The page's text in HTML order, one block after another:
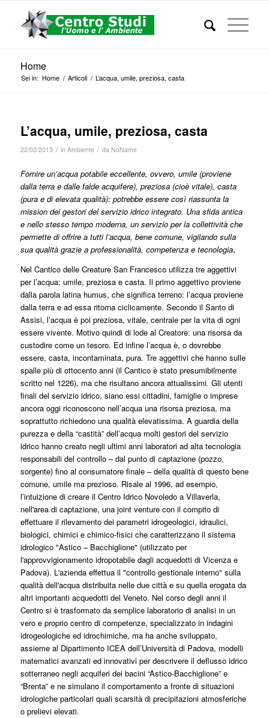
Home
Sei in: Home / Articoli / L’acqua, umile, preziosa, casta
L’acqua, umile, preziosa, casta
22/02/2013 / in Ambiente / da NoName
Fornire un’acqua potabile eccellente, ovvero, umile (proviene
dalla terra e dalle falde acquifere), preziosa (cioè vitale), casta
(pura e di elevata qualità): potrebbe essere così riassunta la
mission dei gestori del servizio idrico integrato. Una sfida antica
e nello stesso tempo moderna, un servizio per la collettività che
permette di offrire a tutti l’acqua, bene comune, vigilando sulla
sua qualità grazie a professionalità, competenza e tecnologia.
Nel Cantico delle Creature San Francesco utilizza tre aggettivi
per l’acqua: umile, preziosa e casta. Il primo aggettivo proviene
dalla parola latina humus, che significa terreno: l’acqua proviene
dalla terra e ad essa ritorna ciclicamente. Secondo il Santo di
Assisi, l’acqua è poi preziosa, vitale, centrale per la vita di ogni
essere vivente. Motivo quindi di lode al Creatore: una risorsa da
custodire come un tesoro. Ed infine l’acqua è, o dovrebbe
essere, casta, incontaminata, pura. Tre aggettivi che hanno sulle
spalle più di ottocento anni (il Cantico è stato presumibilmente
scritto nel 1226), ma che risultano ancora attualissimi. Gli utenti
finali del servizio idrico, siano essi cittadini, famiglie o imprese
ancora oggi riconoscono nell’acqua una risorsa preziosa, ma
soprattutto richiedono una qualità elevatissima. A guardia della
purezza e della “castità” dell’acqua molti gestori del servizio
idrico hanno creato negli ultimi anni laboratori ad alta tecnologia
responsabili del controllo – dal punto di captazione (pozzo,
sorgente) fino al consumatore finale – della qualità di questo bene
comune, umile ma prezioso. Risale al 1996, ad esempio,
l’intuizione di creare il Centro Idrico Novoledo a Villaverla,
nell'area di captazione, una joint venture con il compito di
effettuare il rilevamento dei parametri idrogeologici, idraulici,
biologici, chimici e chimico-fisici che caratterizzano il sistema
idrologico "Astico – Bacchiglione" (utilizzato per
l'approvvigionamento idropotabile dagli acquedotti di Vicenza e
Padova). L'azienda effettua il "controllo gestionale interno" sulla
qualità dell'acqua distribuita nelle due città e su quella erogata da
altri importanti acquedotti del Veneto. Nel corso degli anni il
Centro si è trasformato da semplice laboratorio di analisi in un
vero e proprio centro di competenze, specializzato in indagini
idrogeologiche ed idrochimiche, ma ha anche sviluppato,
assieme al Dipartimento ICEA dell’Università di Padova, modelli
matematici avanzati ed innovativi per descrivere il deflusso idrico
sotterraneo negli acquiferi dei bacini “Astico-Bacchiglione” e
“Brenta” e ne simulano il comportamento a fronte di situazioni
idrologiche particolari quali scarsità di precipitazioni atmosferiche
o prelievi elevati.